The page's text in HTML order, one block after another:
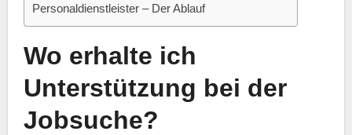
Personaldienstleister – Der Ablauf
Wo erhalte ich
Unterstützung bei der
Jobsuche?